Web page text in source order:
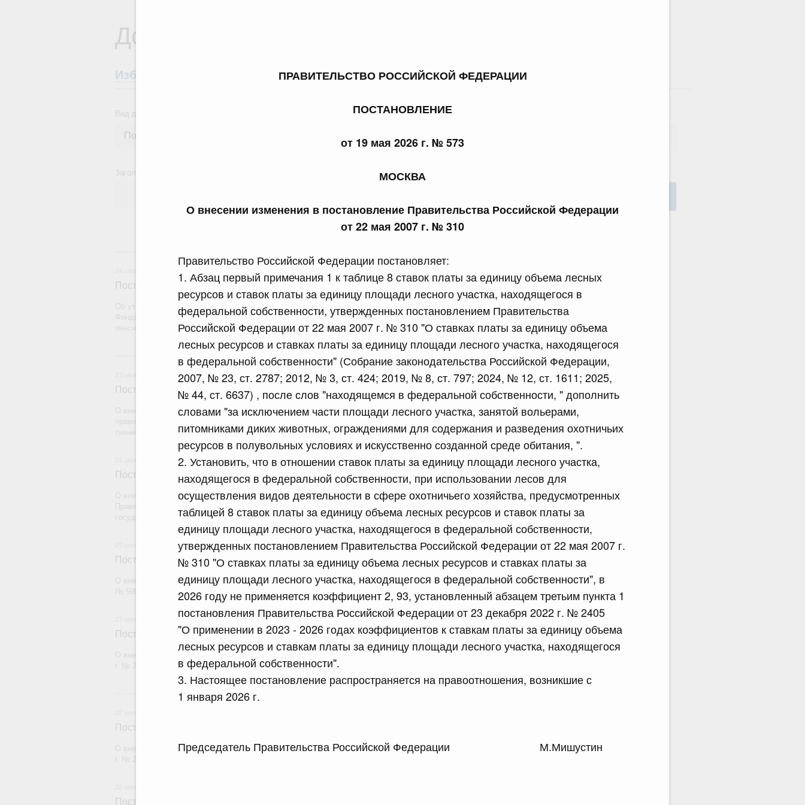
ПРАВИТЕЛЬСТВО РОССИЙСКОЙ ФЕДЕРАЦИИ
ПОСТАНОВЛЕНИЕ
от 19 мая 2026 г. № 573
МОСКВА
О внесении изменения в постановление Правительства Российской Федерации
от 22 мая 2007 г. № 310
Правительство Российской Федерации постановляет:
1. Абзац первый примечания 1 к таблице 8 ставок платы за единицу объема лесных
ресурсов и ставок платы за единицу площади лесного участка, находящегося в
федеральной собственности, утвержденных постановлением Правительства
Российской Федерации от 22 мая 2007 г. № 310 "О ставках платы за единицу объема
лесных ресурсов и ставках платы за единицу площади лесного участка, находящегося
в федеральной собственности" (Собрание законодательства Российской Федерации,
2007, № 23, ст. 2787; 2012, № 3, ст. 424; 2019, № 8, ст. 797; 2024, № 12, ст. 1611; 2025,
№ 44, ст. 6637) , после слов "находящемся в федеральной собственности, " дополнить
словами "за исключением части площади лесного участка, занятой вольерами,
питомниками диких животных, ограждениями для содержания и разведения охотничьих
ресурсов в полувольных условиях и искусственно созданной среде обитания, ".
2. Установить, что в отношении ставок платы за единицу площади лесного участка,
находящегося в федеральной собственности, при использовании лесов для
осуществления видов деятельности в сфере охотничьего хозяйства, предусмотренных
таблицей 8 ставок платы за единицу объема лесных ресурсов и ставок платы за
единицу площади лесного участка, находящегося в федеральной собственности,
утвержденных постановлением Правительства Российской Федерации от 22 мая 2007 г.
№ 310 "О ставках платы за единицу объема лесных ресурсов и ставках платы за
единицу площади лесного участка, находящегося в федеральной собственности", в
2026 году не применяется коэффициент 2, 93, установленный абзацем третьим пункта 1
постановления Правительства Российской Федерации от 23 декабря 2022 г. № 2405
"О применении в 2023 - 2026 годах коэффициентов к ставкам платы за единицу объема
лесных ресурсов и ставкам платы за единицу площади лесного участка, находящегося
в федеральной собственности".
3. Настоящее постановление распространяется на правоотношения, возникшие с
1 января 2026 г.
Председатель Правительства Российской Федерации М.Мишустин
Документы
Избранные документы со справками к ним Поиск по всем документам
Вид документа
Заголовок или текст документа
Постановление Правительства Российской Федерации от 24.07.2026 г. № 933
Об утверждении Правил определения расчетной процентной ставки размещения средств резерва
Фонда пенсионного и социального страхования Российской Федерации по обязательному
пенсионному страхованию
23 июля, четверг
Постановление Правительства Российской Федерации от 23.07.2026 г. № 927
О внесении на ратификацию Протокола о внесении изменений в Соглашение о единых принципах и
техники) в рамках Евразийского экономического союза от 23 декабря 2014 года
Постановление Правительства Российской Федерации от 23.07.2026 г. № 926
О внесении на ратификацию Соглашения между Правительством Российской Федерации и
Правительством Республики Индии о временной трудовой деятельности граждан одного
государства на территории другого государства
Постановление Правительства Российской Федерации от 23.07.2026 г. № 928
О внесении изменений в постановление Правительства Российской Федерации от 20 июля 2011 г.
Постановление Правительства Российской Федерации от 23.07.2026 г. № 929
О внесении изменений в постановление Правительства Российской Федерации от 24 декабря 2021
Постановление Правительства Российской Федерации от 22.07.2026 г. № 921
О внесении изменений в постановление Правительства Российской Федерации от 30 ноября 2022
Постановление Правительства Российской Федерации от 22.07.2026 г. № 924